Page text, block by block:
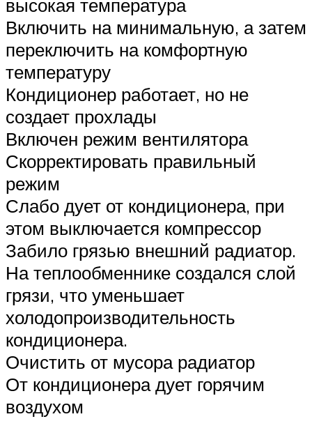
высокая температура
Включить на минимальную, а затем
переключить на комфортную
температуру
Кондиционер работает, но не
создает прохлады
Включен режим вентилятора
Скорректировать правильный
режим
Слабо дует от кондиционера, при
этом выключается компрессор
Забило грязью внешний радиатор.
На теплообменнике создался слой
грязи, что уменьшает
холодопроизводительность
кондиционера.
Очистить от мусора радиатор
От кондиционера дует горячим
воздухом